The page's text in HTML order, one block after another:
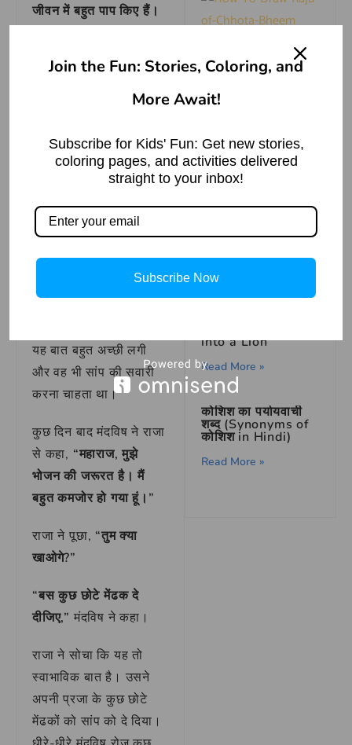
जीवन में बहुत पाप किए हैं।
नहीं पहुंचा सकूंगा। मैं आपकी
सेवा करना चाहता हूं।”
राजा गंगदत्त को सांप पर दया
आ गई। उसने कहा,“अच्छी
बात है। तुम मेरी सवारी बन
सकते हो।”
पहले दिन मंदविष ने राजा को
अपनी पीठ पर बिठाकर
तालाब में घुमाया। सभी मेंढक
यह बात बहुत अच्छी लगी
और वह भी सांप की सवारी
करना चाहता था।
कुछ दिन बाद मंदविष ने राजा
से कहा, “महाराज, मुझे
भोजन की जरूरत है। मैं
बहुत कमजोर हो गया हूं।”
राजा ने पूछा, “तुम क्या
खाओगे?”
“बस कुछ छोटे मेंढक दे
दीजिए,” मंदविष ने कहा।
राजा ने सोचा कि यह तो
स्वाभाविक बात है। उसने
अपनी प्रजा के कुछ छोटे
मेंढकों को सांप को दे दिया।
Raju from Chhota
Bheem | Easy
Drawing
पैसा फेंकना मुहावरे का
अर्थ | Meaning of
the Idiom
into a Lion
Read More »
कोशिश का पर्यायवाची
शब्द (Synonyms of
कोशिश in Hindi)
Read More »
Join the Fun: Stories, Coloring, and
More Await!
Subscribe for Kids' Fun: Get new stories,
coloring pages, and activities delivered
straight to your inbox!
Subscribe Now